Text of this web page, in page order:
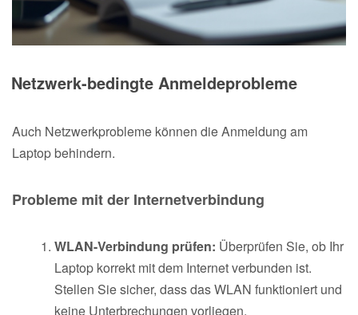
Netzwerk-bedingte Anmeldeprobleme
Auch Netzwerkprobleme können die Anmeldung am
Laptop behindern.
Probleme mit der Internetverbindung
WLAN-Verbindung prüfen: Überprüfen Sie, ob Ihr
Laptop korrekt mit dem Internet verbunden ist.
Stellen Sie sicher, dass das WLAN funktioniert und
keine Unterbrechungen vorliegen.